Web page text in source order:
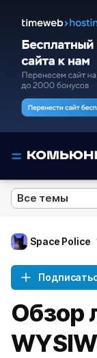
Все темы
Space Police
Обзор